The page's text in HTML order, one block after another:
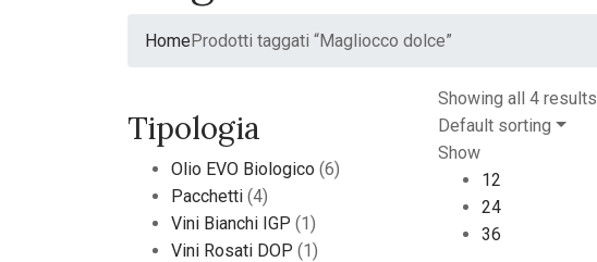
HomeProdotti taggati “Magliocco dolce”
Tipologia
Olio EVO Biologico (6)
Pacchetti (4)
Vini Bianchi IGP (1)
Vini Rosati DOP (1)
Showing all 4 results
Default sorting
Show
12
24
36